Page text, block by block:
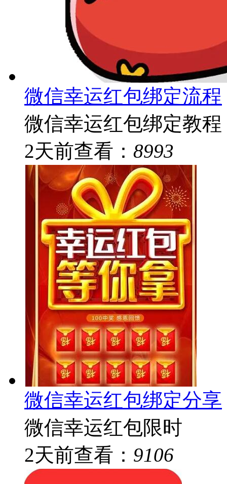
微信幸运红包绑定流程
微信幸运红包绑定教程
2天前查看： 8993
微信幸运红包绑定分享
微信幸运红包限时
2天前查看： 9106